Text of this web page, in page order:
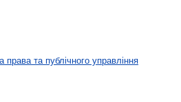
права та публічного управління